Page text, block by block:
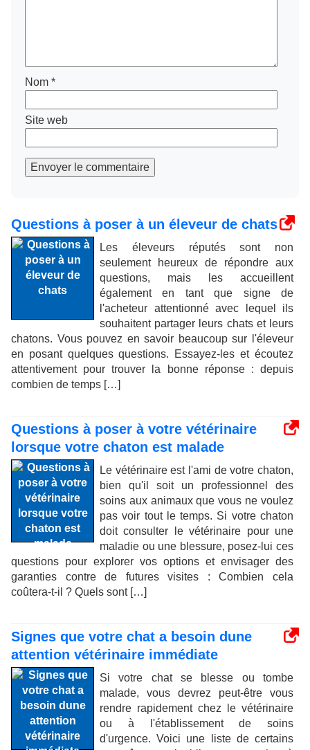
Nom *
Site web
Envoyer le commentaire
Questions à poser à un éleveur de chats
Les éleveurs réputés sont non
seulement heureux de répondre aux
questions, mais les accueillent
également en tant que signe de
l'acheteur attentionné avec lequel ils
souhaitent partager leurs chats et leurs
chatons. Vous pouvez en savoir beaucoup sur l'éleveur
en posant quelques questions. Essayez-les et écoutez
attentivement pour trouver la bonne réponse : depuis
combien de temps […]
Questions à poser à votre vétérinaire
lorsque votre chaton est malade
Le vétérinaire est l'ami de votre chaton,
bien qu'il soit un professionnel des
soins aux animaux que vous ne voulez
pas voir tout le temps. Si votre chaton
doit consulter le vétérinaire pour une
maladie ou une blessure, posez-lui ces
questions pour explorer vos options et envisager des
garanties contre de futures visites : Combien cela
coûtera-t-il ? Quels sont […]
Signes que votre chat a besoin dune
attention vétérinaire immédiate
Si votre chat se blesse ou tombe
malade, vous devrez peut-être vous
rendre rapidement chez le vétérinaire
ou à l'établissement de soins
d'urgence. Voici une liste de certains